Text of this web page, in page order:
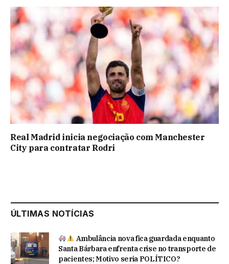
Real Madrid inicia negociação com Manchester
City para contratar Rodri
ÚLTIMAS NOTÍCIAS
Ambulância nova fica guardada enquanto
Santa Bárbara enfrenta crise no transporte de
pacientes; Motivo seria POLÍTICO?